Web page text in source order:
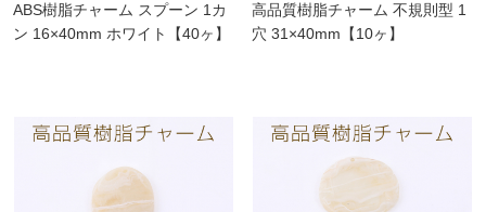
ABS樹脂チャーム スプーン 1カ
ン 16×40mm ホワイト【40ヶ】
高品質樹脂チャーム 不規則型 1
穴 31×40mm【10ヶ】